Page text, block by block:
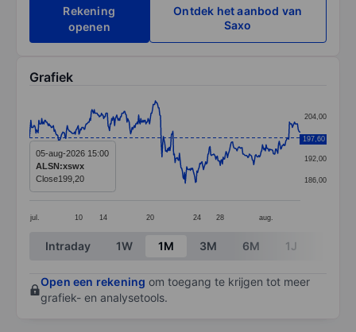
Rekening
openen
Ontdek het aanbod van
Saxo
Grafiek
Line chart with 373 data points.
The chart has 1 X axis displaying categories.
The chart has 1 Y axis displaying values. Data
jul. 10 14 20 24 28 aug.
186,00
192,00
198,00
204,00
197,60
05-aug-2026 15:00
ALSN:xswx
Close199,20
End of interactive chart.
Intraday 1W 1M 3M 6M 1J
Open een rekening om toegang te krijgen tot meer
grafiek- en analysetools.